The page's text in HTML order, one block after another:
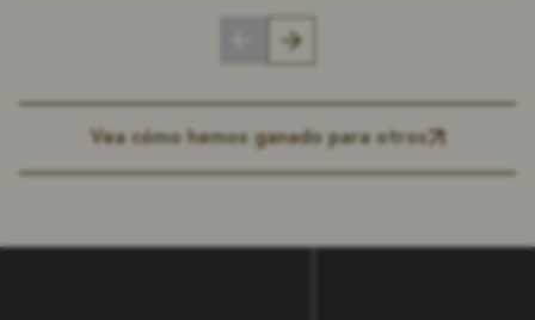
Vea cómo hemos ganado para otros